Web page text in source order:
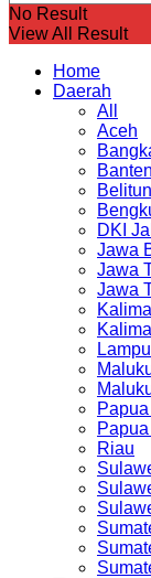
No Result
View All Result
Home
Daerah
All
Aceh
Banten
DKI
Jawa
Jawa
Jawa
Riau